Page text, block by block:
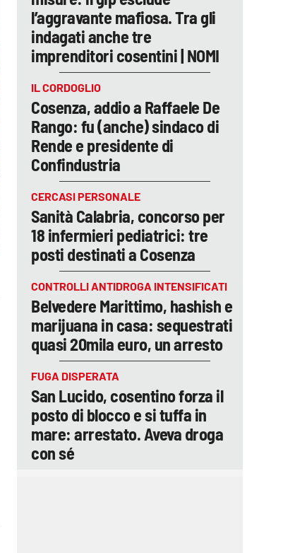
l’aggravante mafiosa. Tra gli
indagati anche tre
imprenditori cosentini | NOMI
IL CORDOGLIO
Cosenza, addio a Raffaele De
Rango: fu (anche) sindaco di
Rende e presidente di
Confindustria
CERCASI PERSONALE
Sanità Calabria, concorso per
18 infermieri pediatrici: tre
posti destinati a Cosenza
CONTROLLI ANTIDROGA INTENSIFICATI
Belvedere Marittimo, hashish e
marijuana in casa: sequestrati
quasi 20mila euro, un arresto
FUGA DISPERATA
San Lucido, cosentino forza il
posto di blocco e si tuffa in
mare: arrestato. Aveva droga
con sé